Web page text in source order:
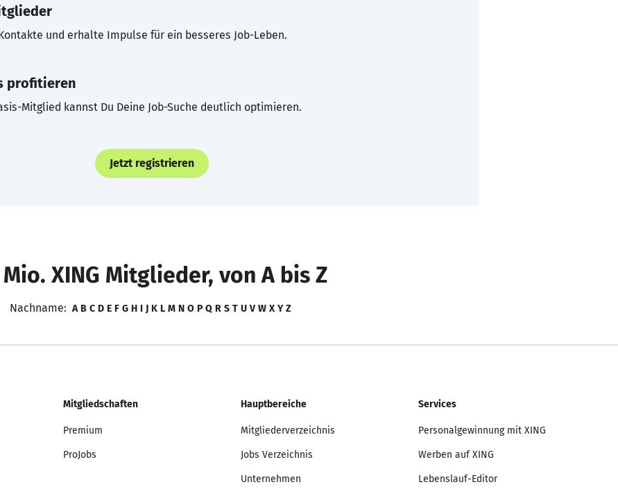
und erhalte Impulse für ein besseres Job-Leben.
profitieren
Mitglied kannst Du Deine Job-Suche deutlich optimieren.
Jetzt registrieren
Mio. XING Mitglieder, von A bis Z
Nachname: A B C D E F G H I J K L M N O P Q R S T U V W X Y Z
Mitgliedschaften
Premium
ProJobs
Hauptbereiche
Mitgliederverzeichnis
Jobs Verzeichnis
Unternehmen
Services
Personalgewinnung mit XING
Werben auf XING
Lebenslauf-Editor